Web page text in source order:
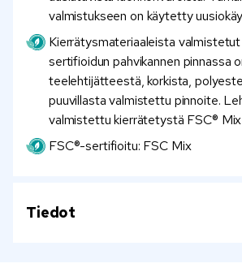
valmistukseen on käytetty
Kierrätysmateriaaleista
sertifioidun pahvikannen pinnassa
teelehtijätteestä, korkista,
puuvillasta valmistettu pinnoite.
valmistettu kierrätetystä FSC®
FSC®-sertifioitu: FSC Mix
Tiedot